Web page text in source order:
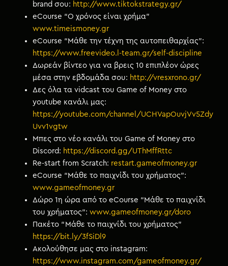
brand σου: http://www.tiktokstrategy.gr/
eCourse “Ο χρόνος είναι χρήμα”
www.timeismoney.gr
eCourse “Μάθε την τέχνη της αυτοπειθαρχίας”:
https://www.freevideo.l-team.gr/self-discipline
Δωρεάν βίντεο για να βρεις 10 επιπλέον ώρες
μέσα στην εβδομάδα σου: http://vresxrono.gr/
Δες όλα τα vidcast του Game of Money στο
youtube κανάλι μας:
https://youtube.com/channel/UCHVapOuvjVv5Zdy
Uvv1vgtw
Μπες στο νέο κανάλι του Game of Money στο
Discord: https://discord.gg/UThMffRttc
Re-start from Scratch: restart.gameofmoney.gr
eCourse “Μάθε το παιχνίδι του χρήματος”:
www.gameofmoney.gr
Δώρο 1η ώρα από το eCourse “Μάθε το παιχνίδι
του χρήματος”:www.gameofmoney.gr/doro
Πακέτο “Μάθε το παιχνίδι του χρήματος”
https://bit.ly/3fSiDl9
Ακολούθησε μας στο instagram:
https://www.instagram.com/gameofmoney.gr/